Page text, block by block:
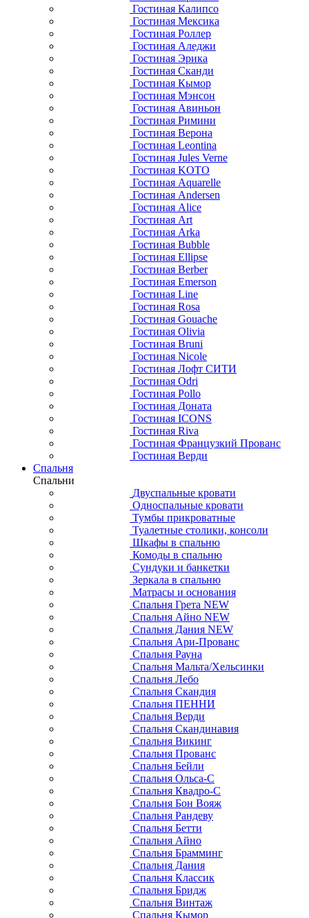
Гостиная Калипсо
Гостиная Мексика
Гостиная Роллер
Гостиная Аледжи
Гостиная Эрика
Гостиная Сканди
Гостиная Кымор
Гостиная Мэнсон
Гостиная Авиньон
Гостиная Римини
Гостиная Верона
Гостиная Leontina
Гостиная Jules Verne
Гостиная KOTO
Гостиная Aquarelle
Гостиная Andersen
Гостиная Alice
Гостиная Art
Гостиная Arka
Гостиная Bubble
Гостиная Ellipse
Гостиная Berber
Гостиная Emerson
Гостиная Line
Гостиная Rosa
Гостиная Gouache
Гостиная Olivia
Гостиная Bruni
Гостиная Nicole
Гостиная Лофт СИТИ
Гостиная Odri
Гостиная Pollo
Гостиная Доната
Гостиная ICONS
Гостиная Riva
Гостиная Французкий Прованс
Гостиная Верди
Спальня
Спальни
Двуспальные кровати
Односпальные кровати
Тумбы прикроватные
Туалетные столики, консоли
Шкафы в спальню
Комоды в спальню
Сундуки и банкетки
Зеркала в спальню
Матрасы и основания
Спальня Грета NEW
Спальня Айно NEW
Спальня Дания NEW
Спальня Ари-Прованс
Спальня Рауна
Спальня Мальта/Хельсинки
Спальня Лебо
Спальня Скандия
Спальня ПЕННИ
Спальня Верди
Спальня Скандинавия
Спальня Викинг
Спальня Прованс
Спальня Бейли
Спальня Ольса-С
Спальня Квадро-С
Спальня Бон Вояж
Спальня Рандеву
Спальня Бетти
Спальня Айно
Спальня Брамминг
Спальня Дания
Спальня Классик
Спальня Бридж
Спальня Винтаж
Спальня Кымор